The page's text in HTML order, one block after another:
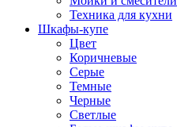
Техника для кухни
Шкафы-купе
Цвет
Коричневые
Серые
Темные
Черные
Светлые